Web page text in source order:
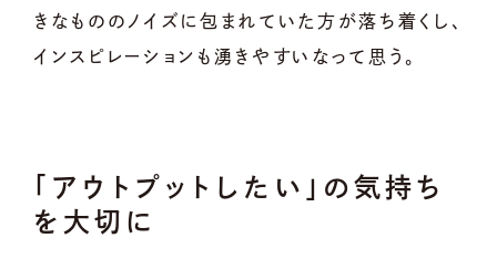
きなもののノイズに包まれていた方が落ち着くし、
インスピレーションも湧きやすいなって思う。
「アウトプットしたい」の気持ち
を大切に